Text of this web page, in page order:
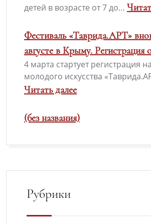
детей в возрасте от 7 до…
Фестиваль «Таврида.АРТ»
августе в Крыму. Регистрация
4 марта стартует регистрация
молодого искусства
Читать далее
(без названия)
Рубрики